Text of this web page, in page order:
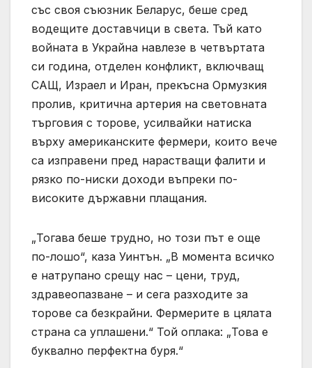
със своя съюзник Беларус, беше сред
водещите доставчици в света. Тъй като
войната в Украйна навлезе в четвъртата
си година, отделен конфликт, включващ
САЩ, Израел и Иран, прекъсна Ормузкия
пролив, критична артерия на световната
търговия с торове, усилвайки натиска
върху американските фермери, които вече
са изправени пред нарастващи фалити и
рязко по-ниски доходи въпреки по-
високите държавни плащания.
„Тогава беше трудно, но този път е още
по-лошо“, каза Уинтън. „В момента всичко
е натрупано срещу нас – цени, труд,
здравеопазване – и сега разходите за
торове са безкрайни. Фермерите в цялата
страна са уплашени.“ Той оплака: „Това е
буквално перфектна буря.“